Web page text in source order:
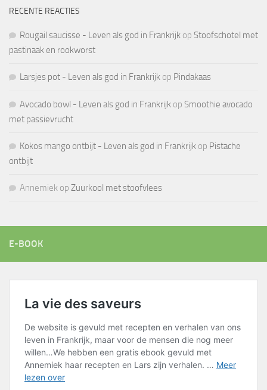
RECENTE REACTIES
Rougail saucisse - Leven als god in Frankrijk op Stoofschotel met
pastinaak en rookworst
Larsjes pot - Leven als god in Frankrijk op Pindakaas
Avocado bowl - Leven als god in Frankrijk op Smoothie avocado
met passievrucht
Kokos mango ontbijt - Leven als god in Frankrijk op Pistache
ontbijt
Annemiek op Zuurkool met stoofvlees
E-BOOK